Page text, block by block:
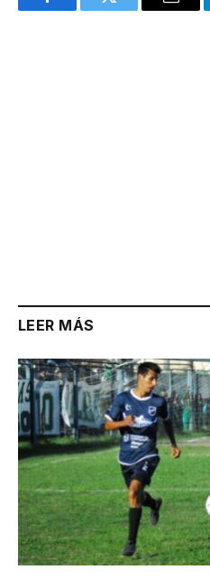
FacebookTwitter Email
LEER MÁS